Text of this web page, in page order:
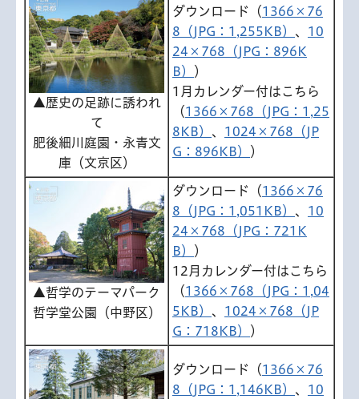
▲歴史の足跡に誘われ
て
肥後細川庭園・永青文
庫（文京区）
ダウンロード（1366×76
8（JPG：1,255KB） 、 10
24×768（JPG：896K
B）
）
1月カレンダー付はこちら
（1366×768（JPG：1,25
8KB） 、 1024×768（JP
G：896KB）
）
▲哲学のテーマパーク
哲学堂公園（中野区）
ダウンロード（1366×76
8（JPG：1,051KB） 、 10
24×768（JPG：721K
B）
）
12月カレンダー付はこちら
（1366×768（JPG：1,04
5KB） 、 1024×768（JP
G：718KB）
）
ダウンロード（1366×76
8（JPG：1,146KB） 、 10